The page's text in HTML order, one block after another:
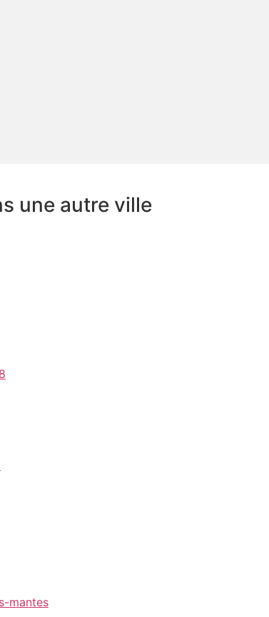
une autre ville
mantes